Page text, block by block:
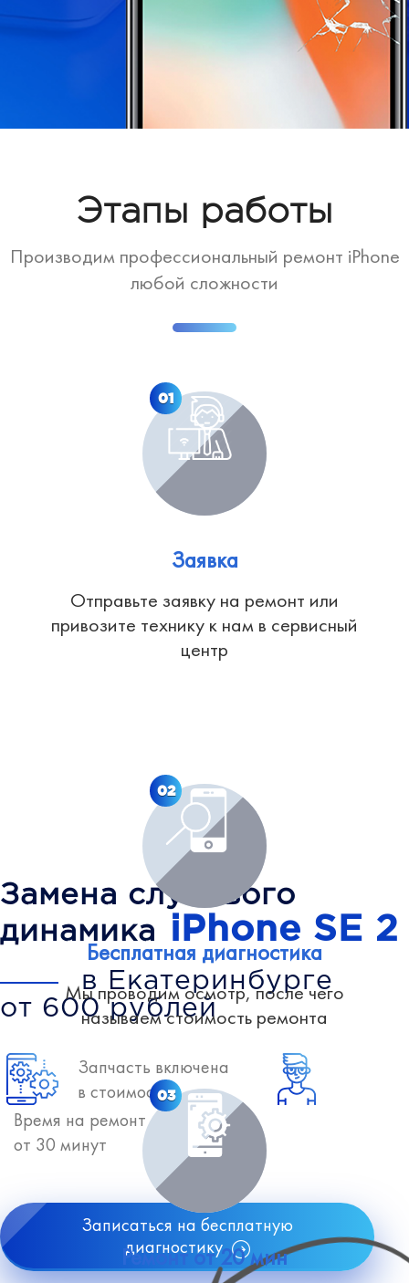
Замена слухового
динамика
iPhone SE 2
в Екатеринбурге
от 600 рублей
Запчасть включена
в стоимость
Время на ремонт
от 30 минут
Записаться на бесплатную
диагностику
Этапы работы
Производим профессиональный ремонт iPhone
любой сложности
01
Заявка
Отправьте заявку на ремонт или
привозите технику к нам в сервисный
центр
02
Бесплатная диагностика
Мы проводим осмотр, после чего
называем стоимость ремонта
03
Ремонт от 20 мин